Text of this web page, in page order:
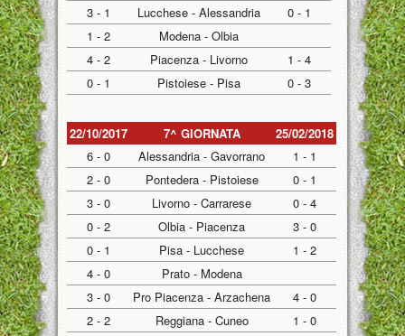
3 - 1
Lucchese - Alessandria
0 - 1
1 - 2
Modena - Olbia
4 - 2
Piacenza - Livorno
1 - 4
0 - 1
Pistoiese - Pisa 0 - 3
22/10/2017 7^ GIORNATA
25/02/2018
6 - 0
Alessandria - Gavorrano
1 - 1
2 - 0
Pontedera - Pistoiese
0 - 1
3 - 0
Livorno - Carrarese
0 - 4
0 - 2
Olbia - Piacenza
3 - 0
0 - 1
Pisa - Lucchese
1 - 2
4 - 0
Prato - Modena
3 - 0
Pro Piacenza - Arzachena
4 - 0
2 - 2
Reggiana - Cuneo 1 - 0